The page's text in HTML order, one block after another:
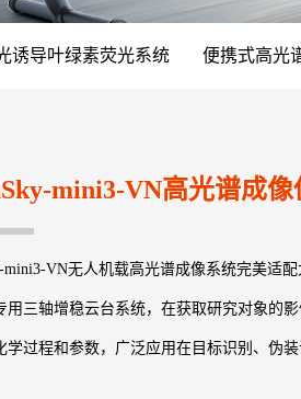
诱导叶绿素荧光系统 便携式高光
mini3-VN高光谱成像
mini3-VN无人机载高光谱成像系统完美适
用三轴增稳云台系统，在获取研究对象的
学过程和参数，广泛应用在目标识别、伪